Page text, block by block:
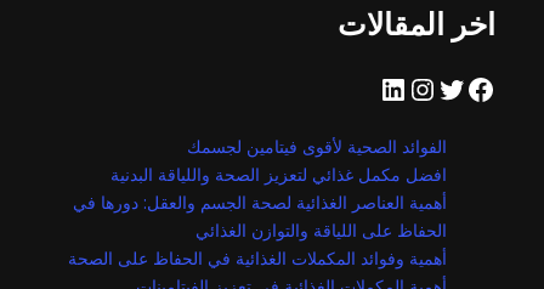
اخر المقالات
فيسبوك تويتر إنستجرام لينكد إن
الفوائد الصحية لأقوى فيتامين لجسمك
افضل مكمل غذائي لتعزيز الصحة واللياقة البدنية
أهمية العناصر الغذائية لصحة الجسم والعقل: دورها في
الحفاظ على اللياقة والتوازن الغذائي
أهمية وفوائد المكملات الغذائية في الحفاظ على الصحة